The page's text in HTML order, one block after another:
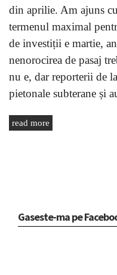
din aprilie. Am ajuns
termenul maximal
de investiții e martie,
nenorocirea de pasaj
nu e, dar reporterii de
pietonale subterane
read more
Gaseste-ma pe